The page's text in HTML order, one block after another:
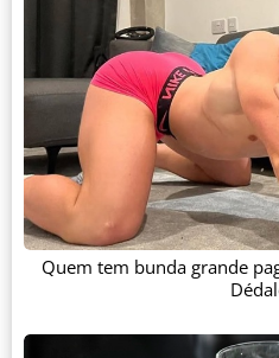
Quem tem bunda grande